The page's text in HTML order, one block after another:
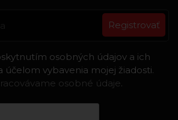
Registrovať
osobných údajov a ich
účelom vybavenia mojej žiadosti.
osobné údaje.